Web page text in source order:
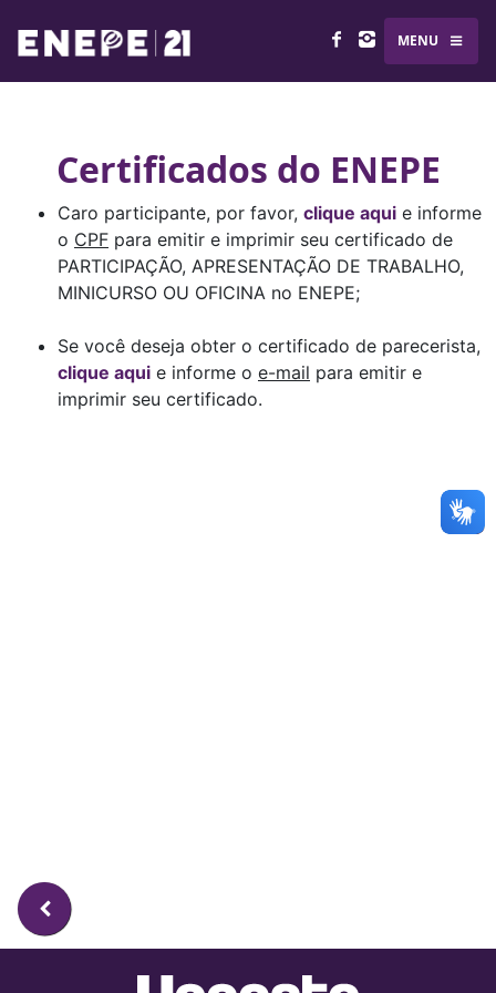
MENU
Certificados do ENEPE
Caro participante, por favor, clique aqui e informe
o CPF para emitir e imprimir seu certificado de
PARTICIPAÇÃO, APRESENTAÇÃO DE TRABALHO,
MINICURSO OU OFICINA no ENEPE;
Se você deseja obter o certificado de parecerista,
clique aqui e informe o e-mail para emitir e
imprimir seu certificado.